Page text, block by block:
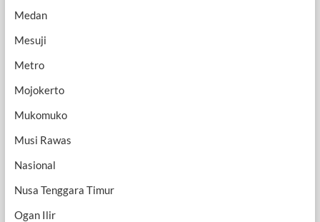
Medan
Mesuji
Metro
Mojokerto
Mukomuko
Musi Rawas
Nasional
Nusa Tenggara Timur
Ogan Ilir